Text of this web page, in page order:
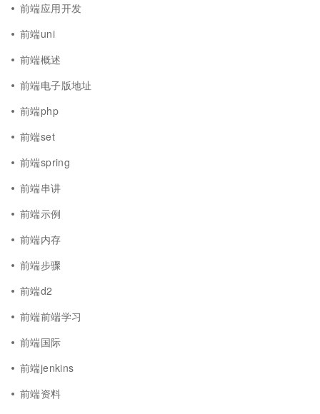
前端应用开发
前端uni
前端概述
前端电子版地址
前端php
前端set
前端spring
前端串讲
前端示例
前端内存
前端步骤
前端d2
前端前端学习
前端国际
前端jenkins
前端资料